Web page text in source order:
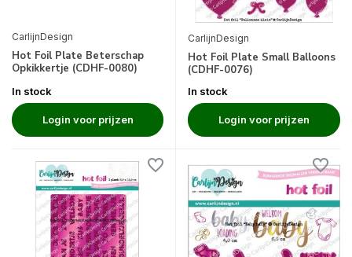
CarlijnDesign
Hot Foil Plate Beterschap
Opkikkertje (CDHF-0080)
In stock
Login voor prijzen
CarlijnDesign
Hot Foil Plate Small Balloons
(CDHF-0076)
In stock
Login voor prijzen